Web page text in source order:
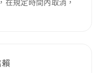
在規定時間內取消，